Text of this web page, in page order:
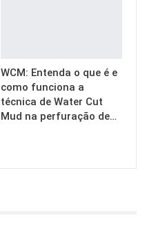
WCM: Entenda o que é e
como funciona a
técnica de Water Cut
Mud na perfuração de…